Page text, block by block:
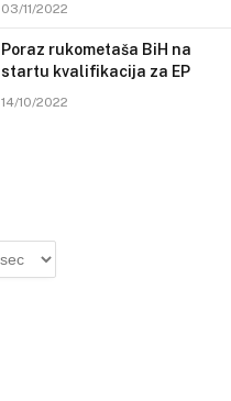
03/11/2022
Poraz rukometaša BiH na
startu kvalifikacija za EP
14/10/2022